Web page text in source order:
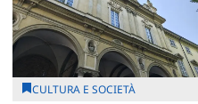
CULTURA E SOCIETÀ